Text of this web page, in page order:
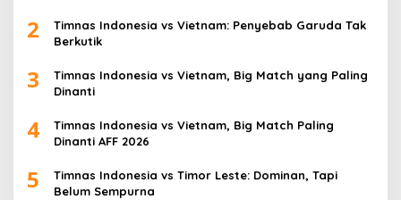
2
Timnas Indonesia vs Vietnam: Penyebab Garuda Tak
Berkutik
3
Timnas Indonesia vs Vietnam, Big Match yang Paling
Dinanti
4
Timnas Indonesia vs Vietnam, Big Match Paling
Dinanti AFF 2026
5
Timnas Indonesia vs Timor Leste: Dominan, Tapi
Belum Sempurna